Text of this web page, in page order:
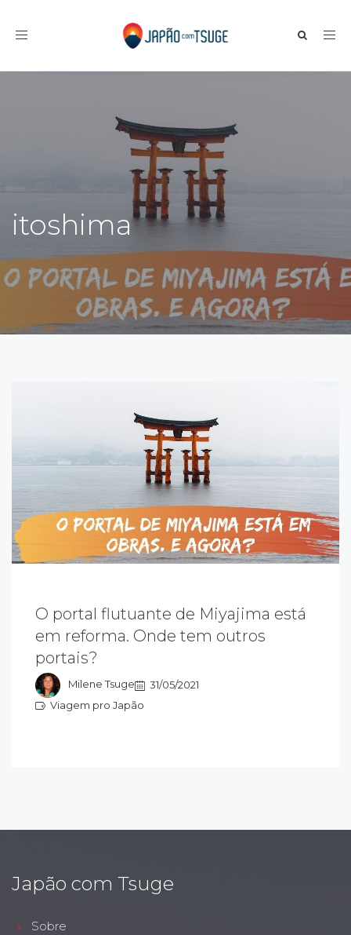
Toggle navigation
itoshima
O portal flutuante de Miyajima está
em reforma. Onde tem outros
portais?
Milene Tsuge
31/05/2021
Viagem pro Japão
você chegar em Miyajima e não
ver nada? Por isso, vamos dar dicas
outros portais flutuantes que você pode
no Japão.
Japão com Tsuge
Sobre